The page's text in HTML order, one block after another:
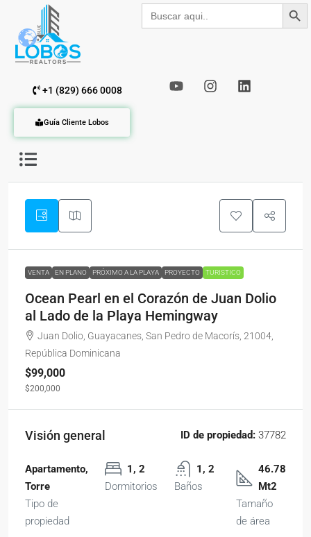
Buscar: Botón de
+1 (829) 666 0008
Guía Cliente Lobos
VENTA EN PLANO PRÓXIMO A LA PLAYA PROYECTO TURISTICO
Ocean Pearl en el Corazón de Juan Dolio
al Lado de la Playa Hemingway
Juan Dolio, Guayacanes, San Pedro de Macorís, 21004,
República Dominicana
$99,000
$200,000
Visión general ID de propiedad: 37782
Apartamento,
Torre
Tipo de
propiedad
1, 2
Dormitorios
1, 2
Baños
46.78
Mt2
Tamaño
de área